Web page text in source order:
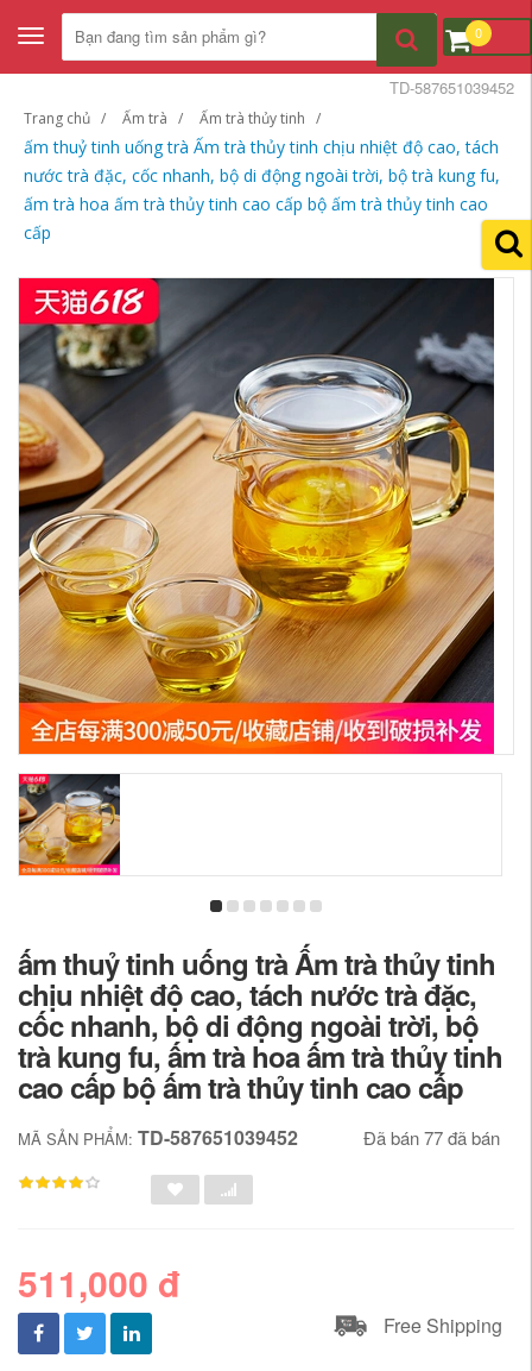
Toggle
navigation
0
Trang chủ Ấm trà Ấm trà thủy tinh
ấm thuỷ tinh uống trà Ấm trà thủy tinh chịu nhiệt độ cao, tách
nước trà đặc, cốc nhanh, bộ di động ngoài trời, bộ trà kung fu,
ấm trà hoa ấm trà thủy tinh cao cấp bộ ấm trà thủy tinh cao
cấp
TD-587651039452
ấm thuỷ tinh uống trà Ấm trà thủy tinh
chịu nhiệt độ cao, tách nước trà đặc,
cốc nhanh, bộ di động ngoài trời, bộ
trà kung fu, ấm trà hoa ấm trà thủy tinh
cao cấp bộ ấm trà thủy tinh cao cấp
MÃ SẢN PHẨM: TD-587651039452 Đã bán 77 đã bán
511,000 đ
Free Shipping